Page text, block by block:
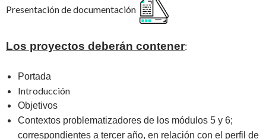
Presentación de documentación
Los proyectos deberán contener:
Portada
Introducción
Objetivos
Contextos problematizadores de los módulos 5 y 6;
correspondientes a tercer año, en relación con el perfil de